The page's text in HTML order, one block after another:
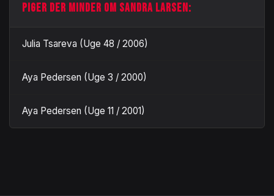
PIGER DER MINDER OM SANDRA LARSEN:
Julia Tsareva (Uge 48 / 2006)
Aya Pedersen (Uge 3 / 2000)
Aya Pedersen (Uge 11 / 2001)